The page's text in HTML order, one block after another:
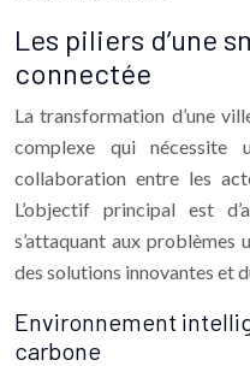
Les piliers d’une
connectée
La transformation d’une
complexe qui nécessite
collaboration entre les
L’objectif principal est
s’attaquant aux problèmes
des solutions innovantes et
Environnement
carbone